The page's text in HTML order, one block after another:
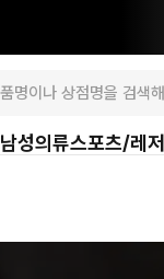
남성의류스포츠/레저